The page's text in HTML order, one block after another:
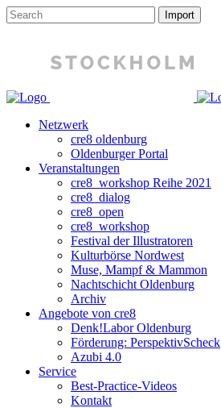
Netzwerk
cre8 oldenburg
Oldenburger Portal
Veranstaltungen
cre8_workshop Reihe 2021
cre8_dialog
cre8_open
cre8_workshop
Festival der Illustratoren
Kulturbörse Nordwest
Muse, Mampf & Mammon
Nachtschicht Oldenburg
Archiv
Angebote von cre8
Denk!Labor Oldenburg
Förderung: PerspektivScheck
Azubi 4.0
Service
Best-Practice-Videos
Kontakt